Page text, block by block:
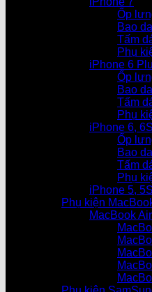
Ốp
Bao
Tấm
Phụ
iPhone 6
Ốp
Bao
Tấm
Phụ
iPhone 6, 6S
Ốp
Bao
Tấm
Phụ
iPhone 5,
Phụ kiện
MacBook Air